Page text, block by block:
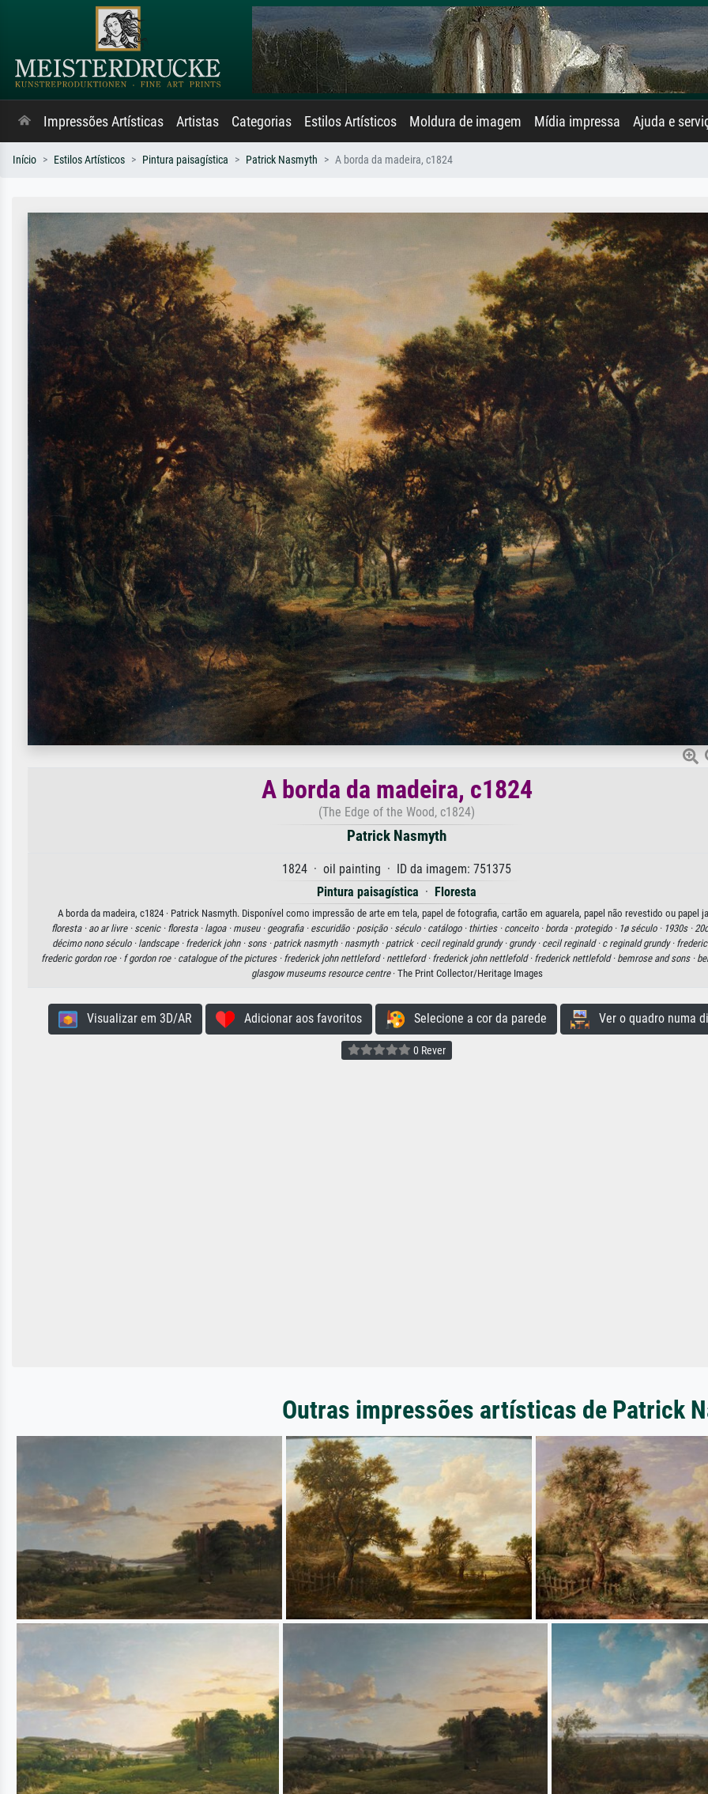
Impressões Artísticas Artistas Categorias Estilos Artísticos Moldura de imagem Mídia impressa Ajuda e
Início Estilos Artísticos Pintura paisagística Patrick Nasmyth A borda da madeira, c1824
A borda da madeira, c1824
(The Edge of the Wood, c1824)
Patrick Nasmyth
1824 · oil painting · ID da imagem: 751375
Pintura paisagística · Floresta
A borda da madeira, c1824 · Patrick Nasmyth. Disponível como impressão de arte em tela, papel de fotografia, cartão em aguarela, papel não revestido ou papel
floresta · ao ar livre · scenic · floresta · lagoa · museu · geografia · escuridão · posição · século · catálogo · thirties · conceito · borda · protegido · 1ø século · 1930s ·
décimo nono século · landscape · frederick john · sons · patrick nasmyth · nasmyth · patrick · cecil reginald grundy · grundy · cecil reginald · c reginald grundy · frederic
frederic gordon roe · f gordon roe · catalogue of the pictures · frederick john nettleford · nettleford · frederick john nettlefold · frederick nettlefold · bemrose and sons ·
glasgow museums resource centre· The Print Collector/Heritage Images
Visualizar em 3D/AR Adicionar aos favoritos Selecione a cor da parede Ver o quadro numa
0 Rever
Outras impressões artísticas de Patrick